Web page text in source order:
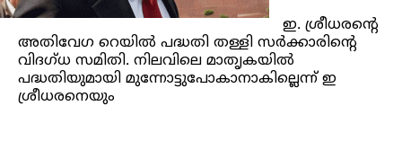
ഇ. ശ്രീധരന്റെ
അതിവേഗ റെയില്‍ പദ്ധതി തള്ളി സർക്കാരിന്റെ
വിദഗ്ധ സമിതി. നിലവിലെ മാതൃകയില്‍
പദ്ധതിയുമായി മുന്നോട്ടുപോകാനാകില്ലെന്ന് ഇ
ശ്രീധരനെയും